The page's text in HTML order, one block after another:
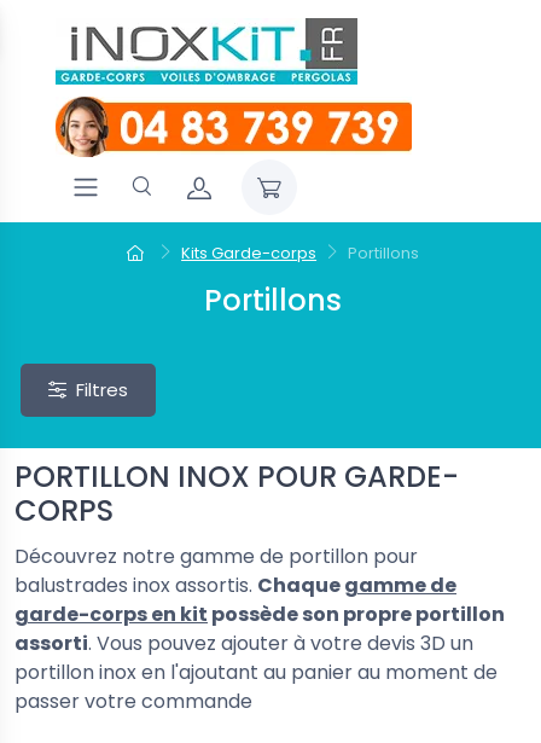
Kits Garde-corps Portillons
Portillons
Filtres
PORTILLON INOX POUR GARDE-
CORPS
Découvrez notre gamme de portillon pour
balustrades inox assortis. Chaquegamme de
garde-corps en kit possède son propre portillon
assorti. Vous pouvez ajouter à votre devis 3D un
portillon inox en l'ajoutant au panier au moment de
passer votre commande